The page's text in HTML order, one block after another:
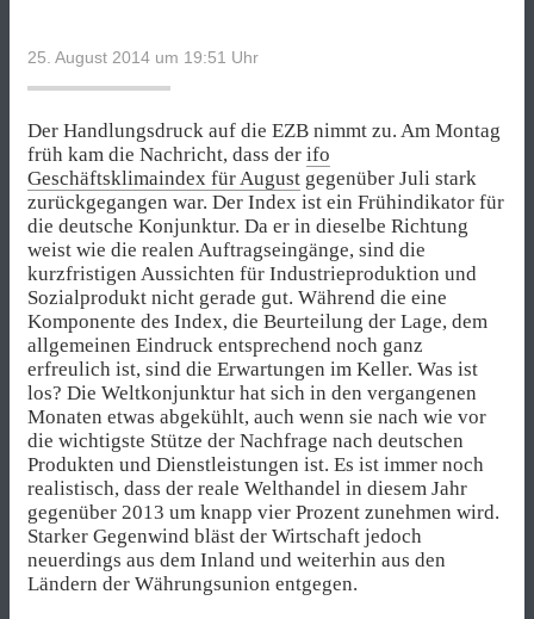
25. August 2014 um 19:51 Uhr
Der Handlungsdruck auf die EZB nimmt zu. Am Montag
früh kam die Nachricht, dass der ifo
Geschäftsklimaindex für August gegenüber Juli stark
zurückgegangen war. Der Index ist ein Frühindikator für
die deutsche Konjunktur. Da er in dieselbe Richtung
weist wie die realen Auftragseingänge, sind die
kurzfristigen Aussichten für Industrieproduktion und
Sozialprodukt nicht gerade gut. Während die eine
Komponente des Index, die Beurteilung der Lage, dem
allgemeinen Eindruck entsprechend noch ganz
erfreulich ist, sind die Erwartungen im Keller. Was ist
los? Die Weltkonjunktur hat sich in den vergangenen
Monaten etwas abgekühlt, auch wenn sie nach wie vor
die wichtigste Stütze der Nachfrage nach deutschen
Produkten und Dienstleistungen ist. Es ist immer noch
realistisch, dass der reale Welthandel in diesem Jahr
gegenüber 2013 um knapp vier Prozent zunehmen wird.
Starker Gegenwind bläst der Wirtschaft jedoch
neuerdings aus dem Inland und weiterhin aus den
Ländern der Währungsunion entgegen.